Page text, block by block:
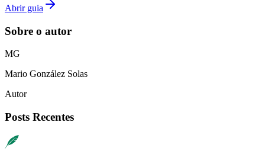
Abrir guia
Sobre o autor
MG
Mario González Solas
Autor
Posts Recentes